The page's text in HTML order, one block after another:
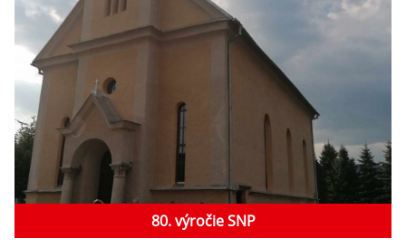
80. výročie SNP